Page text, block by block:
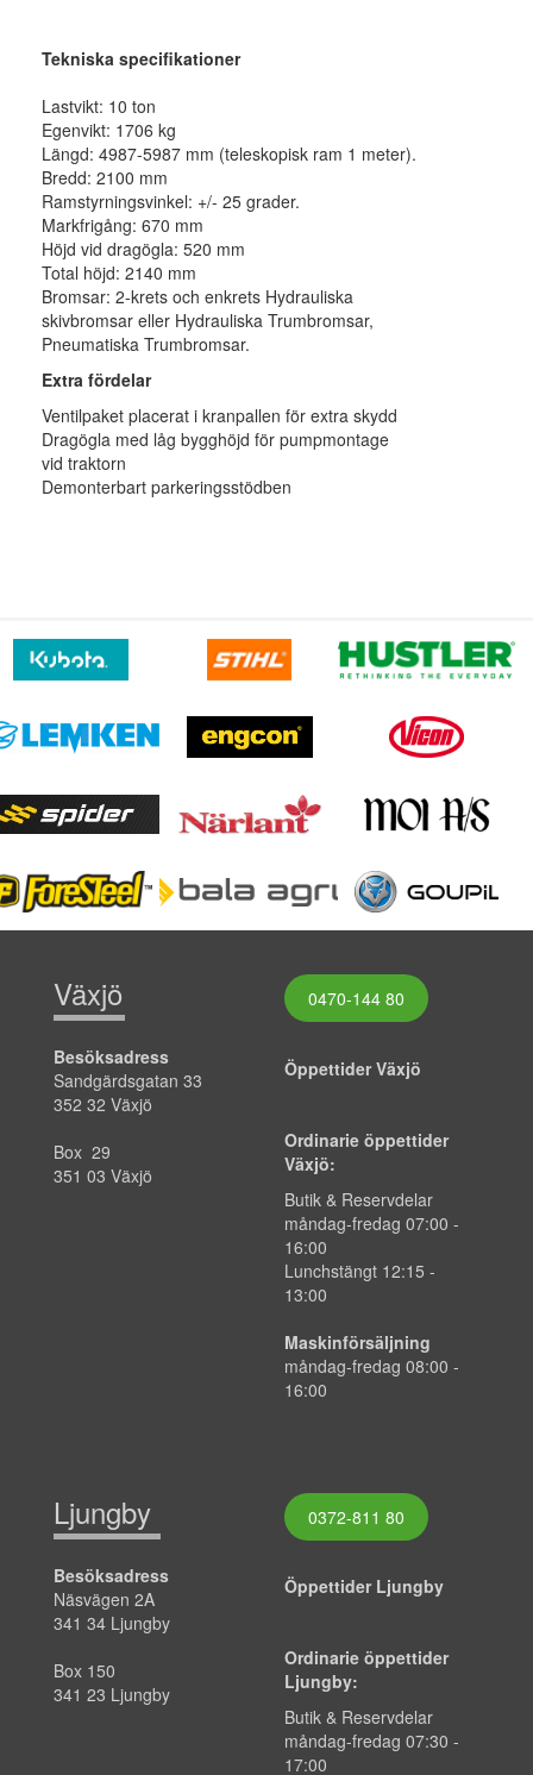
Tekniska specifikationer
Lastvikt: 10 ton
Egenvikt: 1706 kg
Längd: 4987-5987 mm (teleskopisk ram 1 meter).
Bredd: 2100 mm
Ramstyrningsvinkel: +/- 25 grader.
Markfrigång: 670 mm
Höjd vid dragögla: 520 mm
Total höjd: 2140 mm
Bromsar: 2-krets och enkrets Hydrauliska
skivbromsar eller Hydrauliska Trumbromsar,
Pneumatiska Trumbromsar.
Extra fördelar
Ventilpaket placerat i kranpallen för extra skydd
Dragögla med låg bygghöjd för pumpmontage
vid traktorn
Demonterbart parkeringsstödben
Växjö
Besöksadress
Sandgärdsgatan 33
352 32 Växjö
Box 29
351 03 Växjö
0470-144 80
Öppettider Växjö
Ordinarie öppettider
Växjö:
Butik & Reservdelar
måndag-fredag 07:00 -
16:00
Lunchstängt 12:15 -
13:00
Maskinförsäljning
måndag-fredag 08:00 -
16:00
Ljungby
Besöksadress
Näsvägen 2A
341 34 Ljungby
Box 150
341 23 Ljungby
0372-811 80
Öppettider Ljungby
Ordinarie öppettider
Ljungby:
Butik & Reservdelar
måndag-fredag 07:30 -
17:00